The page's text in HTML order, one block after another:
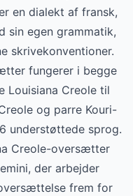
en dialekt af fransk,
sin egen grammatik,
skrivekonventioner.
fungerer i begge
Louisiana Creole til
og parre Kouri-
understøttede sprog.
Creole-oversætter
der arbejder
frem for